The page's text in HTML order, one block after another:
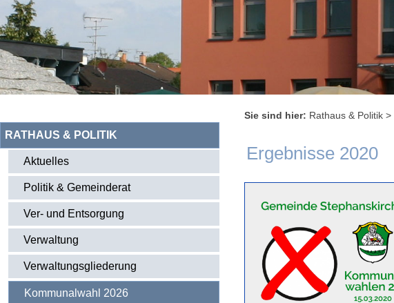
RATHAUS & POLITIK
Aktuelles
Politik & Gemeinderat
Ver- und Entsorgung
Verwaltung
Verwaltungsgliederung
Kommunalwahl 2026
Sie sind hier: Rathaus & Politik >
Ergebnisse 2020